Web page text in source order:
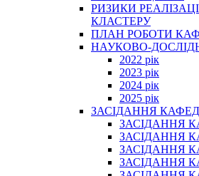
РИЗИКИ
КЛАСТЕРУ
ПЛАН РОБОТИ
НАУКОВО-
2022 рік
2023 рік
2024 рік
2025 рік
ЗАСІДАННЯ
ЗАСІДАННЯ
ЗАСІДАННЯ
ЗАСІДАННЯ
ЗАСІДАННЯ